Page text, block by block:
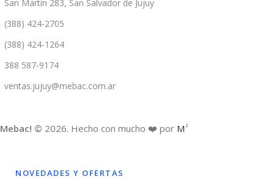
San Martín 283, San Salvador de Jujuy
(388) 424-2705
(388) 424-1264
388 587-9174
ventas.jujuy@mebac.com.ar
Mebac! © 2026. Hecho con mucho ❤️ por M 2
NOVEDADES Y OFERTAS